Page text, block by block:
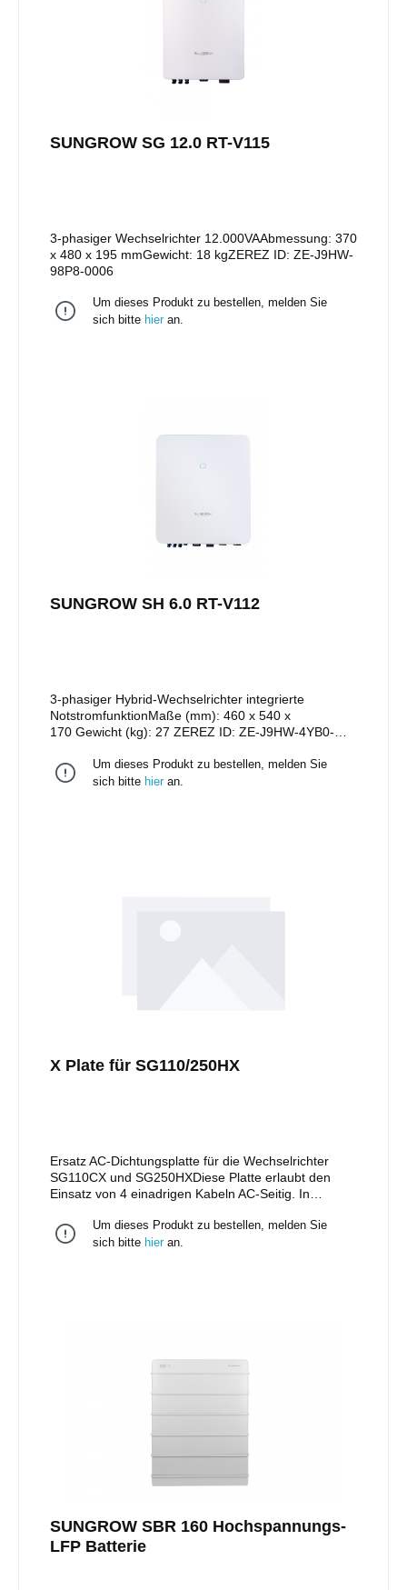
SUNGROW SG 12.0 RT-V115
3-phasiger Wechselrichter 12.000VAAbmessung: 370
x 480 x 195 mmGewicht: 18 kgZEREZ ID: ZE-J9HW-
98P8-0006
Um dieses Produkt zu bestellen, melden Sie
sich bitte hier an.
SUNGROW SH 6.0 RT-V112
3-phasiger Hybrid-Wechselrichter integrierte
NotstromfunktionMaße (mm): 460 x 540 x
170 Gewicht (kg): 27 ZEREZ ID: ZE-J9HW-4YB0-
Um dieses Produkt zu bestellen, melden Sie
sich bitte hier an.
X Plate für SG110/250HX
Ersatz AC-Dichtungsplatte für die Wechselrichter
SG110CX und SG250HXDiese Platte erlaubt den
Einsatz von 4 einadrigen Kabeln AC-Seitig. In
werden.Um dieses Produkt zu bestellen, melden Sie
sich bitte hier an.
SUNGROW SBR 160 Hochspannungs-
LFP Batterie